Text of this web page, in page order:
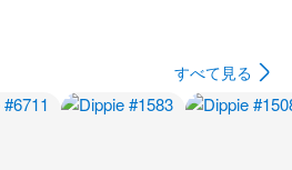
すべて見る